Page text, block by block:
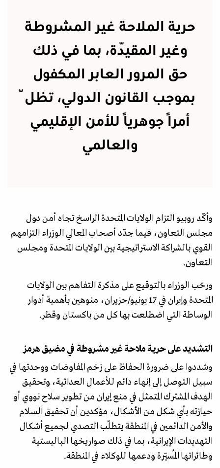
حرية الملاحة غير المشروطة
وغير المقيّدة، بما في ذلك
حق المرور العابر المكفول
بموجب القانون الدولي، تظلّ
أمرًا جوهريًا للأمن الإقليمي
والعالمي
وأكّد روبيو التزام الولايات المتحدة الراسخ تجاه أمن دول
مجلس التعاون، فيما جدّد أصحاب المعالي الوزراء التزامهم
القوي بالشراكة الاستراتيجية بين الولايات المتحدة ومجلس
التعاون.
ورحّب الوزراء بالتوقيع على مذكرة التفاهم بين الولايات
المتحدة وإيران في 17 يونيو/حزيران، منوهين بأهمية أدوار
الوساطة التي اضطلعت بها كل من باكستان وقطر.
التشديد على حرية ملاحة غير مشروطة في مضيق هرمز
وشددوا على ضرورة الحفاظ على زخم المفاوضات ووحدتها في
سبيل التوصل إلى إنهاء دائم للأعمال العدائية، وتحقيق
الهدف المشترك المتمثل في منع إيران من تطوير سلاح نووي أو
حيازته بأي شكل من الأشكال، مؤكدين أن تحقيق السلام
والأمن الدائمين في المنطقة يتطلّب التصدي لجميع أشكال
التهديدات الإيرانية، بما في ذلك صواريخها الباليستية
وطائراتها المُسيّرة ودعمها للوكلاء في المنطقة.